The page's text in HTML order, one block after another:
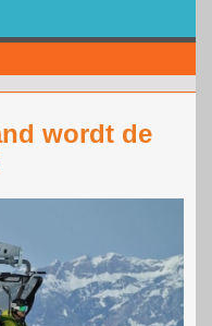
wordt de